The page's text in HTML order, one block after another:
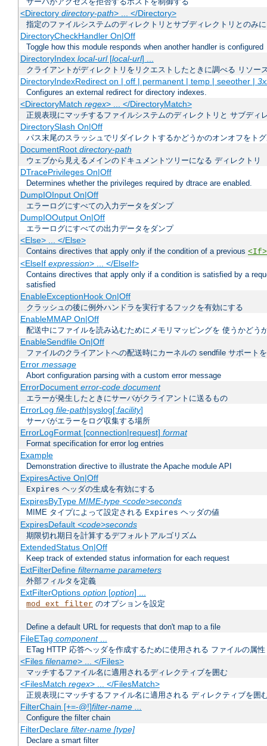
<Directory directory-path> ... </Directory>
指定のファイルシステムのディレクトリとサブディレクトリとのみ
DirectoryCheckHandler On|Off
Toggle how this module responds when another handler is configured
DirectoryIndex local-url[local-url] ...
クライアントがディレクトリをリクエストしたときに調べる リソー
DirectoryIndexRedirect on | off | permanent | temp | seeother |
Configures an external redirect for directory indexes.
<DirectoryMatch regex> ... </DirectoryMatch>
正規表現にマッチするファイルシステムのディレクトリと サブディ
DirectorySlash On|Off
パス末尾のスラッシュでリダイレクトするかどうかのオンオフをト
DocumentRoot directory-path
ウェブから見えるメインのドキュメントツリーになる ディレクトリ
DTracePrivileges On|Off
Determines whether the privileges required by dtrace are enabled.
DumpIOInput On|Off
エラーログにすべての入力データをダンプ
DumpIOOutput On|Off
エラーログにすべての出力データをダンプ
<Else> ... </Else>
Contains directives that apply only if the condition of a previous <If>
<ElseIf expression> ... </ElseIf>
Contains directives that apply only if a condition is satisfied by a
satisfied
EnableExceptionHook On|Off
クラッシュの後に例外ハンドラを実行するフックを有効にする
EnableMMAP On|Off
配送中にファイルを読み込むためにメモリマッピングを 使うかどう
EnableSendfile On|Off
ファイルのクライアントへの配送時にカーネルの sendfile サポート
Error message
Abort configuration parsing with a custom error message
ErrorDocument error-code document
エラーが発生したときにサーバがクライアントに送るもの
ErrorLog file-path|syslog[:facility]
サーバがエラーをログ収集する場所
ErrorLogFormat [connection|request] format
Format specification for error log entries
Example
Demonstration directive to illustrate the Apache module API
ExpiresActive On|Off
Expires ヘッダの生成を有効にする
ExpiresByType MIME-type <code>seconds
MIME タイプによって設定される Expires ヘッダの値
ExpiresDefault <code>seconds
期限切れ期日を計算するデフォルトアルゴリズム
ExtendedStatus On|Off
Keep track of extended status information for each request
ExtFilterDefine filtername parameters
外部フィルタを定義
ExtFilterOptions option[option] ...
mod_ext_filter のオプションを設定
Define a default URL for requests that don't map to a file
FileETag component...
ETag HTTP 応答ヘッダを作成するために使用される ファイルの属性
<Files filename> ... </Files>
マッチするファイル名に適用されるディレクティブを囲む
<FilesMatch regex> ... </FilesMatch>
正規表現にマッチするファイル名に適用される ディレクティブを囲
FilterChain [+=-@!]filter-name ...
Configure the filter chain
FilterDeclare filter-name [type]
Declare a smart filter